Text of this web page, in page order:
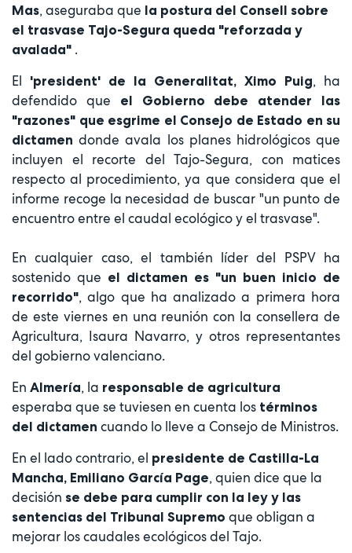
Mas, aseguraba que la postura del Consell sobre
el trasvase Tajo-Segura queda "reforzada y
avalada" .
El 'president' de la Generalitat, Ximo Puig, ha
defendido que el Gobierno debe atender las
"razones" que esgrime el Consejo de Estado en su
dictamen donde avala los planes hidrológicos que
incluyen el recorte del Tajo-Segura, con matices
respecto al procedimiento, ya que considera que el
informe recoge la necesidad de buscar "un punto de
encuentro entre el caudal ecológico y el trasvase".
En cualquier caso, el también líder del PSPV ha
sostenido que el dictamen es "un buen inicio de
recorrido", algo que ha analizado a primera hora
de este viernes en una reunión con la consellera de
Agricultura, Isaura Navarro, y otros representantes
del gobierno valenciano.
En Almería, la responsable de agricultura
esperaba que se tuviesen en cuenta los términos
del dictamen cuando lo lleve a Consejo de Ministros.
En el lado contrario, el presidente de Castilla-La
Mancha, Emiliano García Page, quien dice que la
decisión se debe para cumplir con la ley y las
sentencias del Tribunal Supremo que obligan a
mejorar los caudales ecológicos del Tajo.